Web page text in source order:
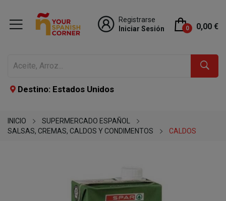
Registrarse
Iniciar Sesión
0 0,00 €
Destino: Estados Unidos
INICIO
SUPERMERCADO ESPAÑOL
SALSAS, CREMAS, CALDOS Y CONDIMENTOS
CALDOS